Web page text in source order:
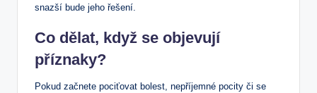
snazší bude jeho řešení.
Co dělat, když se objevují
příznaky?
Pokud začnete pociťovat bolest, nepříjemné pocity či se